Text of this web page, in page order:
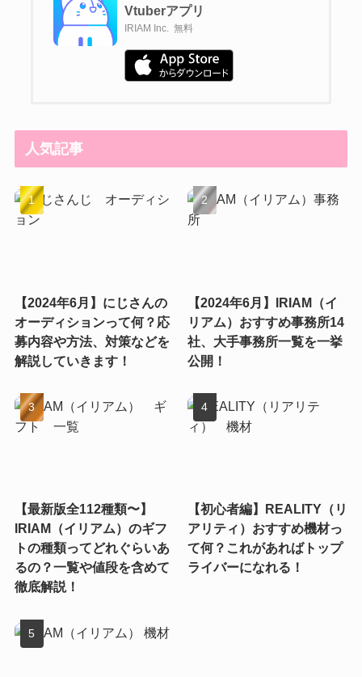
Vtuberアプリ
IRIAM Inc. 無料
人気記事
【2024年6月】にじさんの
オーディションって何？応
募内容や方法、対策などを
解説していきます！
【2024年6月】IRIAM（イ
リアム）おすすめ事務所14
社、大手事務所一覧を一挙
公開！
【最新版全112種類〜】
IRIAM（イリアム）のギフ
トの種類ってどれぐらいあ
るの？一覧や値段を含めて
徹底解説！
【初心者編】REALITY（リ
アリティ）おすすめ機材っ
て何？これがあればトップ
ライバーになれる！